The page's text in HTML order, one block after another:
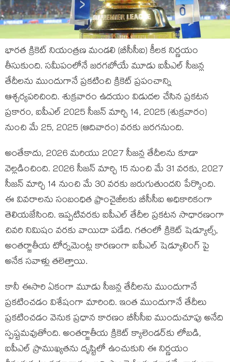
భారత క్రికెట్ నియంత్రణ మండలి (బీసీసీఐ) కీలక నిర్ణయం
తీసుకుంది. సమీపంలోనే జరగబోయే మూడు ఐపీఎల్ సీజన్ల
తేదీలను ముందుగానే ప్రకటించి క్రికెట్ ప్రపంచాన్ని
ఆశ్చర్యపరిచింది. శుక్రవారం ఉదయం విడుదల చేసిన ప్రకటన
ప్రకారం, ఐపీఎల్ 2025 సీజన్ మార్చి 14, 2025 (శుక్రవారం)
నుంచి మే 25, 2025 (ఆదివారం) వరకు జరగనుంది.
అంతేకాదు, 2026 మరియు 2027 సీజన్ల తేదీలను కూడా
వెల్లడించింది. 2026 సీజన్ మార్చి 15 నుంచి మే 31 వరకు, 2027
సీజన్ మార్చి 14 నుంచి మే 30 వరకు జరుగుతుందని పేర్కొంది.
ఈ వివరాలను సంబంధిత ఫ్రాంచైజీలకు బీసీసీఐ అధికారికంగా
తెలియజేసింది. ఇప్పటివరకు ఐపీఎల్ తేదీల ప్రకటన సాధారణంగా
చివరి నిమిషం వరకు వాయిదా పడేది. గతంలో క్రికెట్ షెడ్యూల్స్,
అంతర్జాతీయ టోర్నమెంట్ల కారణంగా ఐపీఎల్ షెడ్యూలింగ్ పై
అనేక సవాళ్లు తలెత్తాయి.
కానీ ఈసారి ఏకంగా మూడు సీజన్ల తేదీలను ముందుగానే
ప్రకటించడం విశేషంగా మారింది. ఇంత ముందుగానే తేదీలు
ప్రకటించడం వెనుక ప్రధాన కారణం బీసీసీఐ ముందుచూపు అనేది
స్పష్టమవుతోంది. అంతర్జాతీయ క్రికెట్ క్యాలెండర్‌కు లోబడి,
ఐపీఎల్ ప్రాముఖ్యతను దృష్టిలో ఉంచుకుని ఈ నిర్ణయం